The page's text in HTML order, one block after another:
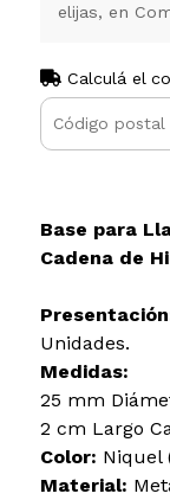
elijas, en
Calculá el
Base para
Cadena de
Unidades.
Medidas:
25 mm
2 cm Largo
Color: Niquel
Material: